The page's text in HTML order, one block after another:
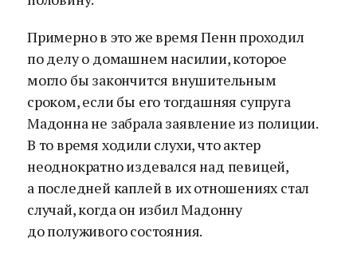
Примерно в это же время Пенн проходил
по делу о домашнем насилии, которое
могло бы закончится внушительным
сроком, если бы его тогдашняя супруга
Мадонна не забрала заявление из полиции.
В то время ходили слухи, что актер
неоднократно издевался над певицей,
а последней каплей в их отношениях стал
случай, когда он избил Мадонну
до полуживого состояния.